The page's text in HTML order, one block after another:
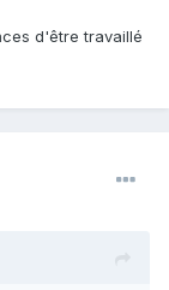
d'être travaillé